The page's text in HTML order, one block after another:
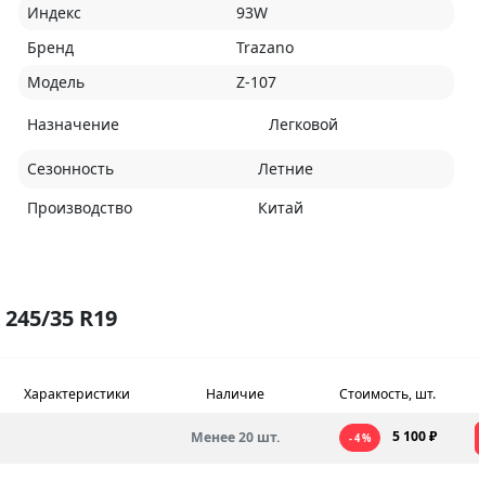
Индекс
93W
Бренд
Trazano
Модель
Z-107
Назначение Легковой
Сезонность
Летние
Производство
Китай
35 R19
Характеристики Наличие Стоимость, шт.
Менее 20 шт. - 4 % 5 100 ₽